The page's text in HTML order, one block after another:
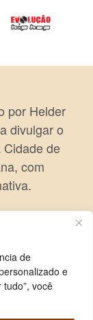
de
e
você
por Helder
divulgar o
de
com